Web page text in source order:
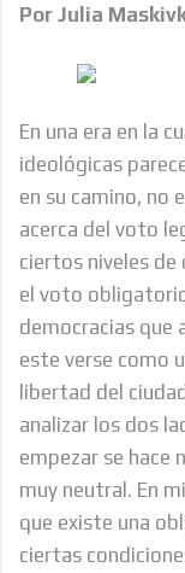
Por Julia
En una era en la
ideológicas
en su camino, no
acerca del voto
ciertos niveles de
el voto
democracias que
este verse como
libertad del
analizar los dos
empezar se hace
muy neutral. En
que existe una
ciertas